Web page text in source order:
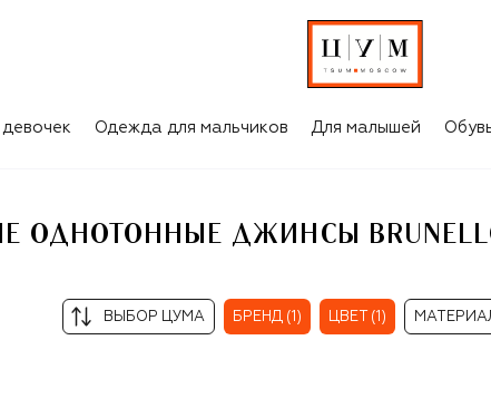
КОРИЧНЕВЫЕ ОДНОТОННЫЕ ДЖИНСЫ BRUNELLO CUCINELLI ДЛЯ МАЛЬЧИКОВ
Одежда для мальчиков Для малышей
ОДНОТОННЫЕ ДЖИНСЫ
ВЫБОР ЦУМА БРЕНД (1) ЦВЕТ (1) МАТЕРИАЛ